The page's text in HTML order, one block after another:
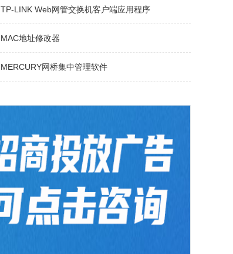
TP-LINK Web网管交换机客户端应用程序
MAC地址修改器
MERCURY网桥集中管理软件